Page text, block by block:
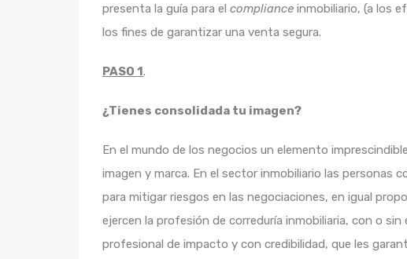
presenta la guía para el compliance inmobiliario, (a los
los fines de garantizar una venta segura.
PASO 1.
¿Tienes consolidada tu imagen?
En el mundo de los negocios un elemento
imagen y marca. En el sector inmobiliario las personas
para mitigar riesgos en las negociaciones, en igual
ejercen la profesión de correduría inmobiliaria, con o
profesional de impacto y con credibilidad, que les